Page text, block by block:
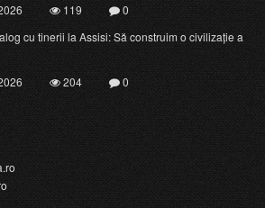
119
0
cu tinerii la Assisi: Să construim o civilizație a
204 0